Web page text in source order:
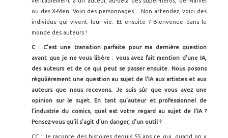
ou des X-Men. Voici des personnages… Non attendez, voici des
individus qui vivent leur vie. Et ensuite ? Bienvenue dans le
monde des auteurs !
C : C’est une transition parfaite pour ma dernière question
avant que je ne vous libère : vous avez fait mention d’une IA,
des auteurs et de ce qui peut se passer ensuite. Nous posons
régulièrement une question au sujet de l’IA aux artistes et aux
auteurs que nous recevons. Je suis sûr que vous avez une
opinion sur le sujet. En tant qu’auteur et professionnel de
l’industrie du comics, quel est votre regard au sujet de l’IA ?
Pensez-vous qu’il s’agit d’un danger, d’un outil ?
CC : Je raconte des histoires depuis 55 ans ce qui, quand on y